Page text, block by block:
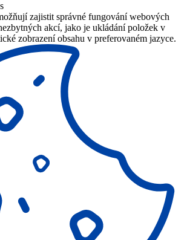
zajistit správné fungování webových
akcí, jako je ukládání položek v
zobrazení obsahu v preferovaném jazyce.